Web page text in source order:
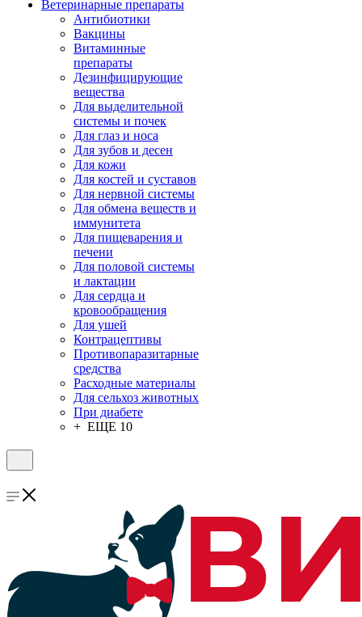
Ветеринарные препараты
Антибиотики
Вакцины
Витаминные
препараты
Дезинфицирующие
вещества
Для выделительной
системы и почек
Для глаз и носа
Для зубов и десен
Для кожи
Для костей и суставов
Для нервной системы
Для обмена веществ и
иммунитета
Для пищеварения и
печени
Для половой системы
и лактации
Для сердца и
кровообращения
Для ушей
Контрацептивы
Противопаразитарные
средства
Расходные материалы
Для сельхоз животных
При диабете
+ ЕЩЕ 10